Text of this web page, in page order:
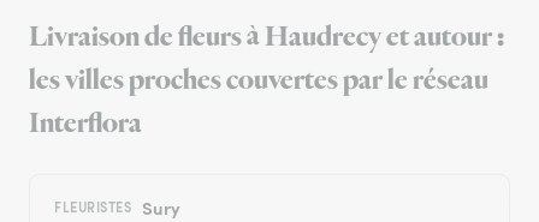
Livraison de fleurs à Haudrecy et autour :
les villes proches couvertes par le réseau
Interflora
FLEURISTES Sury